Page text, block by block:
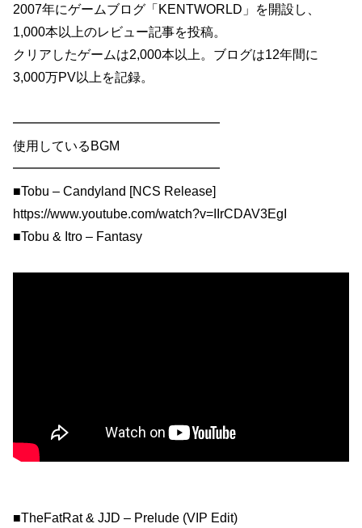
2007年にゲームブログ「KENTWORLD」を開設し、
1,000本以上のレビュー記事を投稿。
クリアしたゲームは2,000本以上。ブログは12年間に
3,000万PV以上を記録。
━━━━━━━━━━━━━━━━
使用しているBGM
━━━━━━━━━━━━━━━━
■Tobu – Candyland [NCS Release]
https://www.youtube.com/watch?v=IIrCDAV3EgI
■Tobu & Itro – Fantasy
■TheFatRat & JJD – Prelude (VIP Edit)